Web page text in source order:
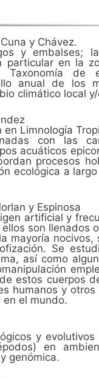
y Chávez.
y embalses;
particular en la
Taxonomía
anual de los
climático local
Limnología
con las
acuáticos
procesos
ecológica a
y Espinosa
artificial y
son llenados
mayoría
Se
así como
estos cuerpos
humanos y
en el mundo.
y
en
genómica.